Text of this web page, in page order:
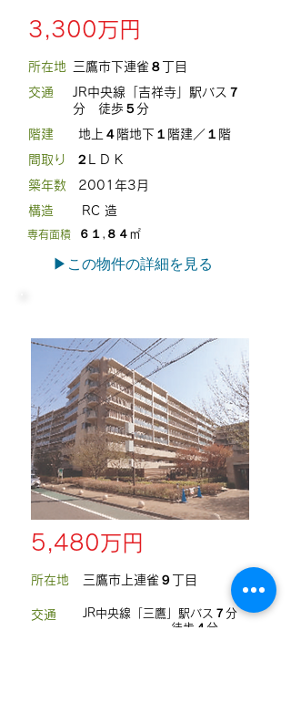
3,300万円
所在地
三鷹市下連雀８丁目
交通
JR中央線「吉祥寺」駅バス７
分 徒歩５分
階建
​地上４階地下１階建／１階
２L D K
間取り
築年数
2001年3月
構造
RC 造
専有面積 ６１,８４㎡
​▶この物件の詳細を見る
5,480万円
三鷹市上連雀９丁目
所在地
交通
JR中央線「三鷹」駅バス７分
徒歩４分